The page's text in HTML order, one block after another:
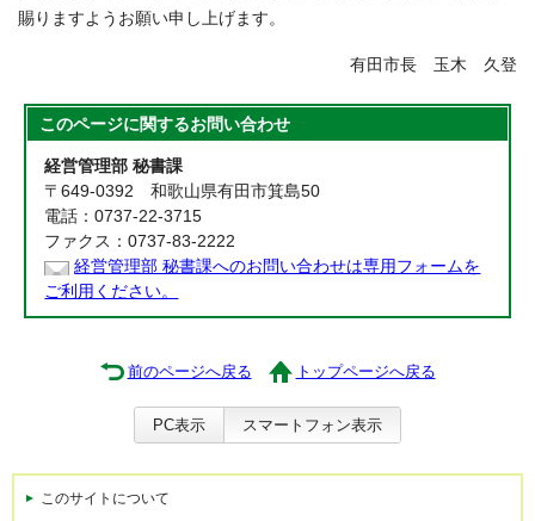
賜りますようお願い申し上げます。
有田市長 玉木 久登
このページに関するお問い合わせ
経営管理部 秘書課
〒649-0392 和歌山県有田市箕島50
電話：0737-22-3715
ファクス：0737-83-2222
経営管理部 秘書課へのお問い合わせは専用フォームを
ご利用ください。
前のページへ戻る トップページへ戻る
PC表示 スマートフォン表示
このサイトについて